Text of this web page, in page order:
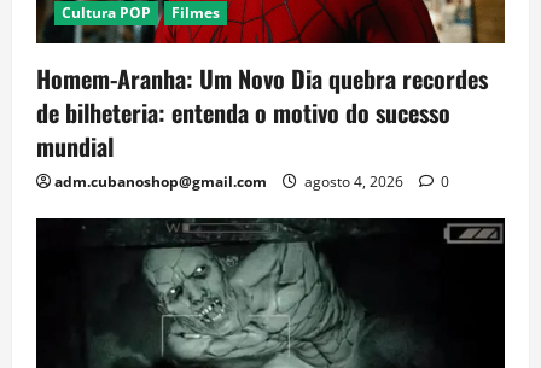
Cultura POP Filmes
Homem-Aranha: Um Novo Dia quebra recordes
de bilheteria: entenda o motivo do sucesso
mundial
adm.cubanoshop@gmail.com agosto 4, 2026 0